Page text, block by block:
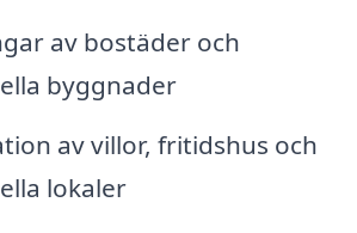
av bostäder och
byggnader
av villor, fritidshus och
lokaler